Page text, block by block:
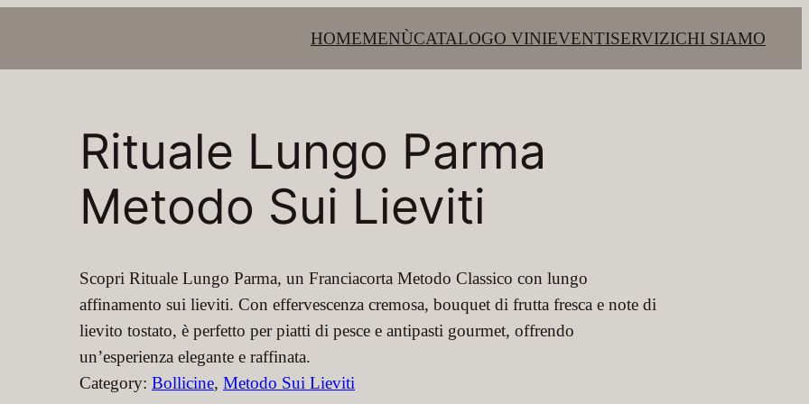
HOMEMENÙCATALOGO VINIEVENTISERVIZICHI SIAMO
Rituale Lungo Parma
Metodo Sui Lieviti
Scopri Rituale Lungo Parma, un Franciacorta Metodo Classico con lungo
affinamento sui lieviti. Con effervescenza cremosa, bouquet di frutta fresca e note di
lievito tostato, è perfetto per piatti di pesce e antipasti gourmet, offrendo
un’esperienza elegante e raffinata.
Category: Bollicine, Metodo Sui Lieviti